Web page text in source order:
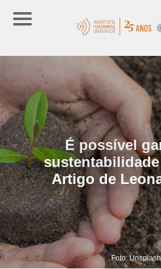
É possível
sustentabilidade
Artigo de
Foto: Unsplash